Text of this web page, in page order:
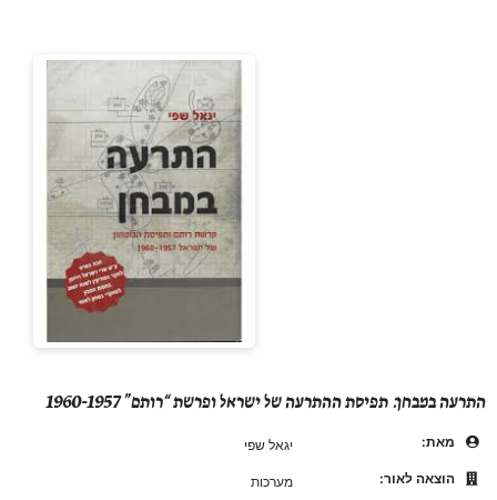
התרעה במבחן: תפיסת ההתרעה של ישראל ופרשת “רותם” 1960-1957
מאת:
יגאל שפי
הוצאה לאור:
מערכות